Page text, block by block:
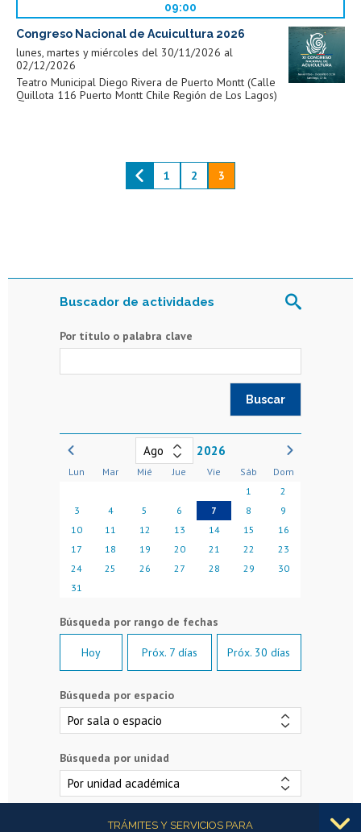
Buscador de actividades
Por título o palabra clave
2026
Lun Mar Mié Jue Vie Sáb
Dom
1
2
3
4 5 6 7 8
9
10
11 12 13 14 15
16
17
18 19 20 21 22
23
24
25 26 27 28 29
30
31
Hoy Próx. 7 días Próx. 30 días
Búsqueda por espacio
Búsqueda por unidad
09:00
Congreso Nacional de Acuicultura 2026
lunes, martes y miércoles del 30/11/2026 al
02/12/2026
Teatro Municipal Diego Rivera de Puerto Montt (Calle
Quillota 116 Puerto Montt Chile Región de Los Lagos)
1 2 3
Más informaciónTRÁMITES Y SERVICIOS PARA